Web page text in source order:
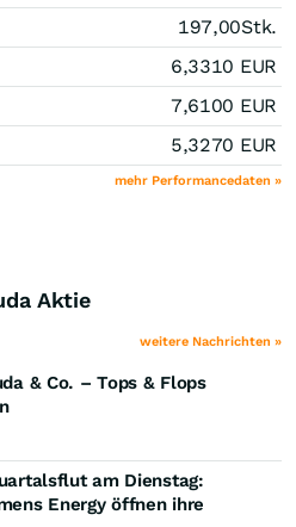
197,00Stk.
6,3310 EUR
7,6100 EUR
5,3270 EUR
mehr Performancedaten »
Aktie
weitere Nachrichten »
& Co. – Tops & Flops
am Dienstag:
Energy öffnen ihre